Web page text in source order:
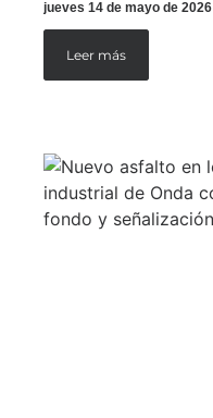
jueves 14 de mayo de 2026
Leer más